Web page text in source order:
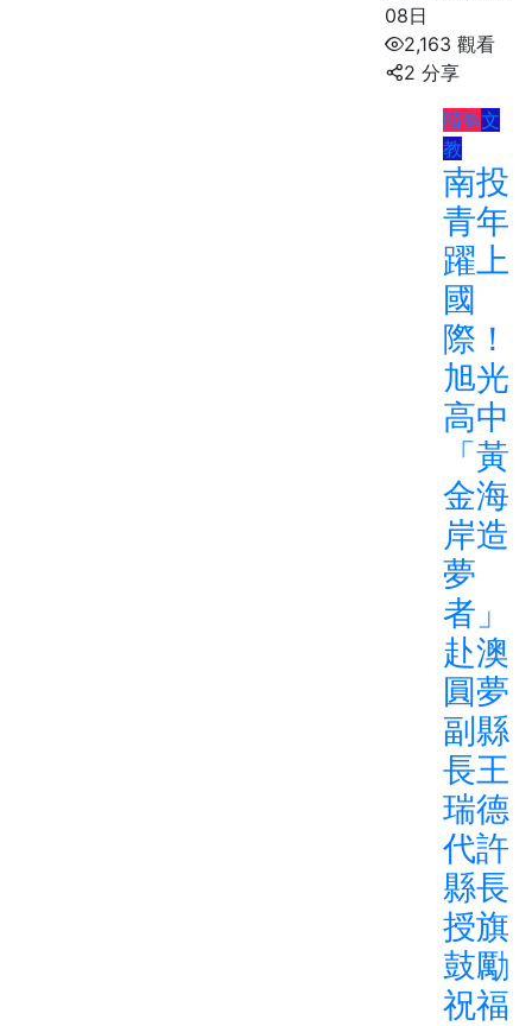
08日
2,163 觀看
2 分享
頭條文
教
南投
青年
躍上
國
際！
旭光
高中
「黃
金海
岸造
夢
者」
赴澳
圓夢
副縣
長王
瑞德
代許
縣長
授旗
鼓勵
祝福